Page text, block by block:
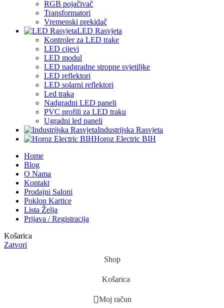
RGB pojačivač
Transformatori
Vremenski prekidač
LED Rasvjeta
Kontroler za LED trake
LED cijevi
LED modul
LED nadgradne stropne svjetiljke
LED reflektori
LED solarni reflektori
Led traka
Nadgradni LED paneli
PVC profili za LED traku
Ugradni led paneli
Industrijska Rasvjeta
Horoz Electric BIH
Home
Blog
O Nama
Kontakt
Prodajni Saloni
Poklon Kartice
Lista Želja
Prijava / Registracija
Košarica
Zatvori
Shop
Košarica
Moj račun